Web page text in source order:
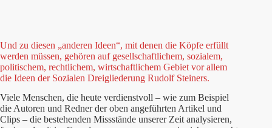
Und zu diesen „anderen Ideen“, mit denen die Köpfe erfüllt
werden müssen, gehören auf gesellschaftlichem, sozialem,
politischem, rechtlichem, wirtschaftlichem Gebiet vor allem
die Ideen der Sozialen Dreigliederung Rudolf Steiners.
Viele Menschen, die heute verdienstvoll – wie zum Beispiel
die Autoren und Redner der oben angeführten Artikel und
Clips – die bestehenden Missstände unserer Zeit analysieren,